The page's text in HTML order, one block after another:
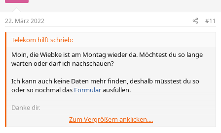
22. März 2022 #11
Telekom hilft schrieb:
Moin, die Wiebke ist am Montag wieder da. Möchtest du so lange
warten oder darf ich nachschauen?
Ich kann auch keine Daten mehr finden, deshalb müsstest du so
oder so nochmal das Formularausfüllen.
Danke dir.
Zum Vergrößern anklicken....